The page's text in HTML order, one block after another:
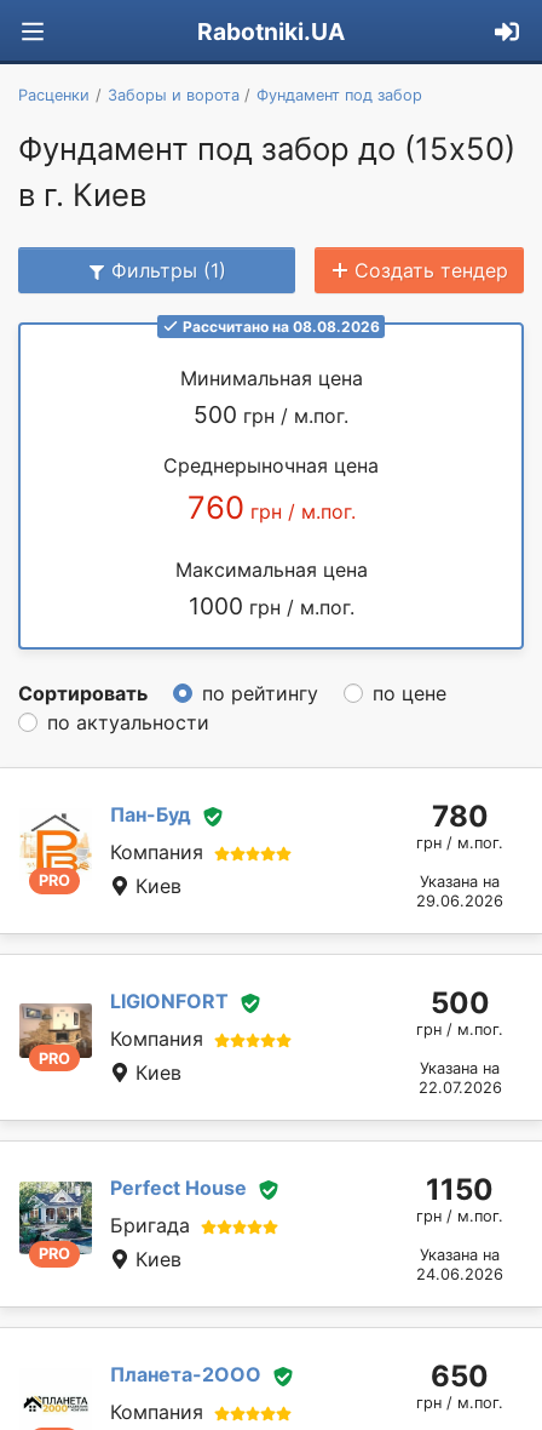
Rabotniki.UA
Расценки Заборы и ворота Фундамент под забор
Фундамент под забор до (15х50)
в г. Киев
Фильтры (1) Создать тендер
Рассчитано на 08.08.2026
Минимальная цена
500 грн / м.пог.
Среднерыночная цена
760 грн / м.пог.
Максимальная цена
1000 грн / м.пог.
Сортировать по рейтингу
по цене
по актуальности
PRO
Пан-Буд
Компания
Киев
780
грн / м.пог.
Указана на
29.06.2026
PRO
LIGIONFORT
Компания
Киев
500
грн / м.пог.
Указана на
22.07.2026
PRO
Perfect House
Бригада
Киев
1150
грн / м.пог.
Указана на
24.06.2026
Планета-2ООО
Компания
650
грн / м.пог.